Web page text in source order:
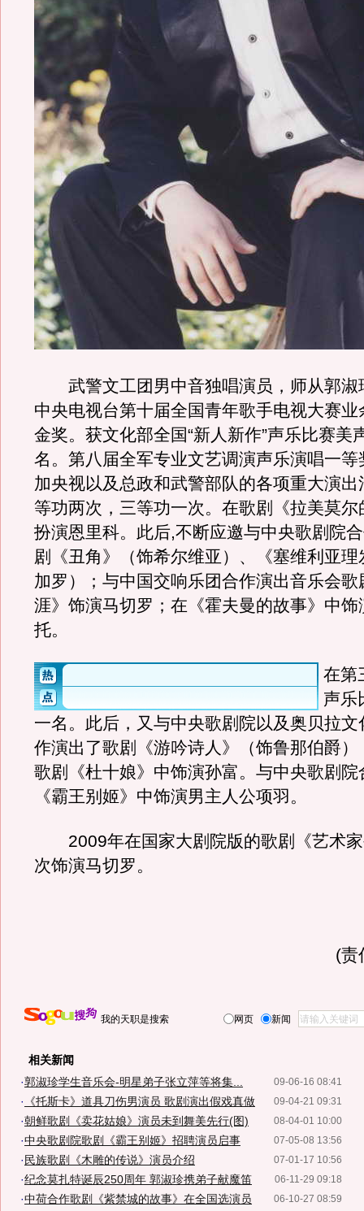
武警文工团男中音独唱演员，师从郭淑
中央电视台第十届全国青年歌手电视大赛业
金奖。获文化部全国“新人新作”声乐比赛美
名。第八届全军专业文艺调演声乐演唱一等
加央视以及总政和武警部队的各项重大演出
等功两次，三等功一次。在歌剧《拉美莫尔
扮演恩里科。此后,不断应邀与中央歌剧院
剧《丑角》（饰希尔维亚）、《塞维利亚理
加罗）；与中国交响乐团合作演出音乐会歌
涯》饰演马切罗；在《霍夫曼的故事》中饰
托。
在第
声乐
一名。此后，又与中央歌剧院以及奥贝拉文
作演出了歌剧《游吟诗人》（饰鲁那伯爵）
歌剧《杜十娘》中饰演孙富。与中央歌剧院
《霸王别姬》中饰演男主人公项羽。
2009年在国家大剧院版的歌剧《艺术家
次饰演马切罗。
(责
我的天职是搜索 网页 新闻
相关新闻
09-06-16 08:41
·郭淑珍学生音乐会-明星弟子张立萍等将集...
09-04-21 09:31
· 《托斯卡》道具刀伤男演员 歌剧演出假戏真做
08-04-01 10:00
·朝鲜歌剧《卖花姑娘》演员未到舞美先行(图)
07-05-08 13:56
·中央歌剧院歌剧《霸王别姬》招聘演员启事
07-01-17 10:56
· 民族歌剧《木雕的传说》演员介绍
06-11-29 09:18
·纪念莫扎特诞辰250周年 郭淑珍携弟子献魔笛
06-10-27 08:59
·中荷合作歌剧《紫禁城的故事》在全国选演员